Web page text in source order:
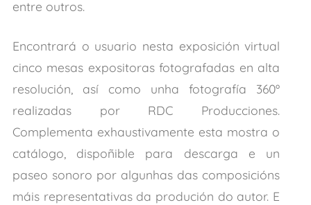
entre outros.
Encontrará o usuario nesta exposición virtual
cinco mesas expositoras fotografadas en alta
resolución, así como unha fotografía 360º
realizadas por RDC Producciones.
Complementa exhaustivamente esta mostra o
catálogo, dispoñible para descarga e un
paseo sonoro por algunhas das composicións
máis representativas da produción do autor. E